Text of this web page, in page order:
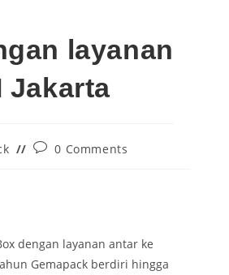
layanan
Jakarta
0 Comments
dengan layanan antar ke
Gemapack berdiri hingga